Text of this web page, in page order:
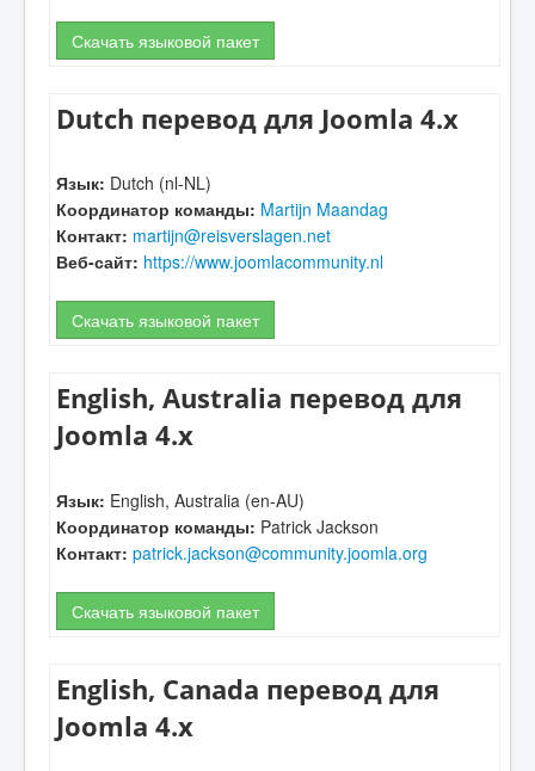
Скачать языковой пакет
Dutch перевод для Joomla 4.x
Язык: Dutch (nl-NL)
Координатор команды: Martijn Maandag
Контакт: martijn@reisverslagen.net
Веб-сайт: https://www.joomlacommunity.nl
Скачать языковой пакет
English, Australia перевод для
Joomla 4.x
Язык: English, Australia (en-AU)
Координатор команды: Patrick Jackson
Контакт: patrick.jackson@community.joomla.org
Скачать языковой пакет
English, Canada перевод для
Joomla 4.x